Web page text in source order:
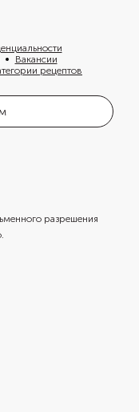
Вакансии
рецептов
разрешения